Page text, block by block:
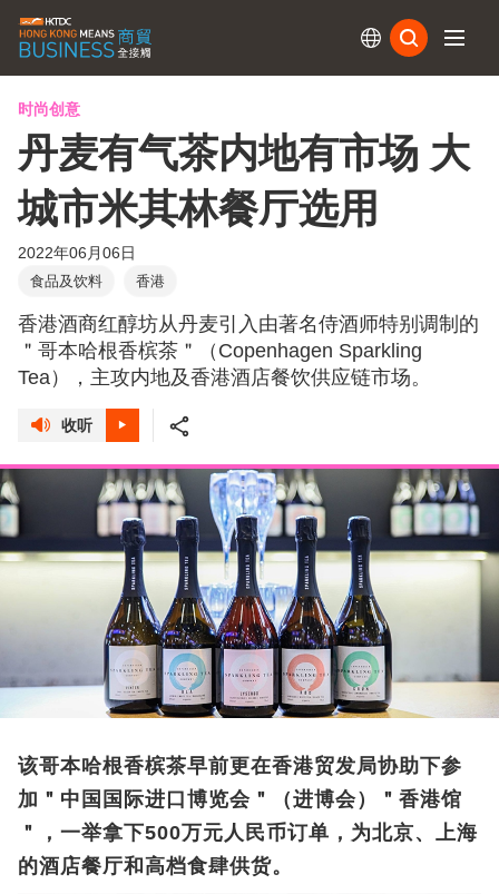
时尚创意
丹麦有气茶内地有市场 大
城市米其林餐厅选用
2022年06月06日
食品及饮料 香港
香港酒商红醇坊从丹麦引入由著名侍酒师特别调制的
＂哥本哈根香槟茶＂（Copenhagen Sparkling
Tea），主攻内地及香港酒店餐饮供应链市场。
收听
该哥本哈根香槟茶早前更在香港贸发局协助下参
加＂中国国际进口博览会＂（进博会）＂香港馆
＂，一举拿下500万元人民币订单，为北京、上海
的酒店餐厅和高档食肆供货。